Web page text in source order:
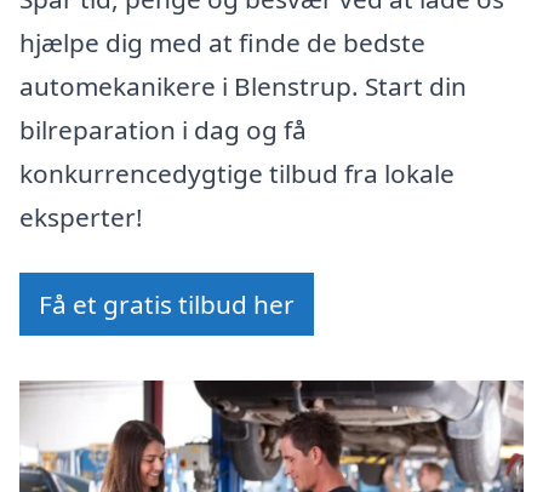
hjælpe dig med at finde de bedste
automekanikere i Blenstrup. Start din
bilreparation i dag og få
konkurrencedygtige tilbud fra lokale
eksperter!
Få et gratis tilbud her